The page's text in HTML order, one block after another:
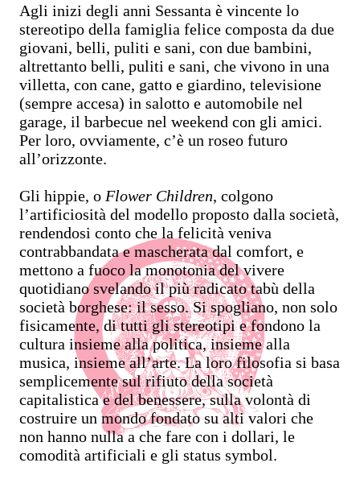
Agli inizi degli anni Sessanta è vincente lo
stereotipo della famiglia felice composta da due
giovani, belli, puliti e sani, con due bambini,
altrettanto belli, puliti e sani, che vivono in una
villetta, con cane, gatto e giardino, televisione
(sempre accesa) in salotto e automobile nel
garage, il barbecue nel weekend con gli amici.
Per loro, ovviamente, c’è un roseo futuro
all’orizzonte.
Gli hippie, o Flower Children, colgono
l’artificiosità del modello proposto dalla società,
rendendosi conto che la felicità veniva
contrabbandata e mascherata dal comfort, e
mettono a fuoco la monotonia del vivere
quotidiano svelando il più radicato tabù della
società borghese: il sesso. Si spogliano, non solo
fisicamente, di tutti gli stereotipi e fondono la
cultura insieme alla politica, insieme alla
musica, insieme all’arte. La loro filosofia si basa
semplicemente sul rifiuto della società
capitalistica e del benessere, sulla volontà di
costruire un mondo fondato su alti valori che
non hanno nulla a che fare con i dollari, le
comodità artificiali e gli status symbol.